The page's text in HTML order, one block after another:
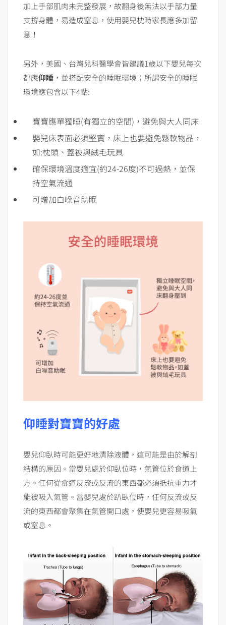
加上手部肌肉未完整發展，故翻身後無法以手部力量
支撐身體，易造成窒息，使用嬰兒枕時家長應多加留
意！
另外，美國、台灣兒科醫學會皆建議1歲以下嬰兒每次
都應仰睡 ，並搭配安全的睡眠環境；所謂安全的睡眠
環境應包含以下4點:
寶寶應單獨睡(有獨立的空間)，避免與大人同床
嬰兒床表面必須堅實，床上也要避免鬆軟物品，
如:枕頭、蓋被與絨毛玩具
確保環境溫度適宜(約24-26度)不可過熱，並保
持空氣流通
可增加白噪音助眠
仰睡對寶寶的好處
嬰兒仰臥時可能更好地清除液體，這可能是由於解剖
結構的原因。當嬰兒處於仰臥位時，氣管位於食道上
方。任何從食道反流或反流的東西都必須抵抗重力才
能被吸入氣管。當嬰兒處於趴臥位時，任何反流或反
流的東西都會聚集在氣管開口處，使嬰兒更容易吸氣
或窒息。